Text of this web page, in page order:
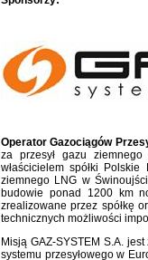
Operator Gazociągów
za przesył gazu
właścicielem spółki
ziemnego LNG w
budowie ponad 1200 km
zrealizowane przez spółkę
technicznych możliwości
Misją GAZ-SYSTEM S.A.
systemu przesyłowego w